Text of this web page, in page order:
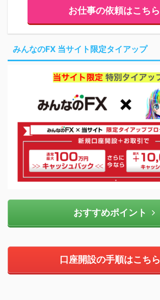
お仕事の依頼はこちら
みんなのFX 当サイト限定タイアップ
おすすめポイント
口座開設の手順はこちら